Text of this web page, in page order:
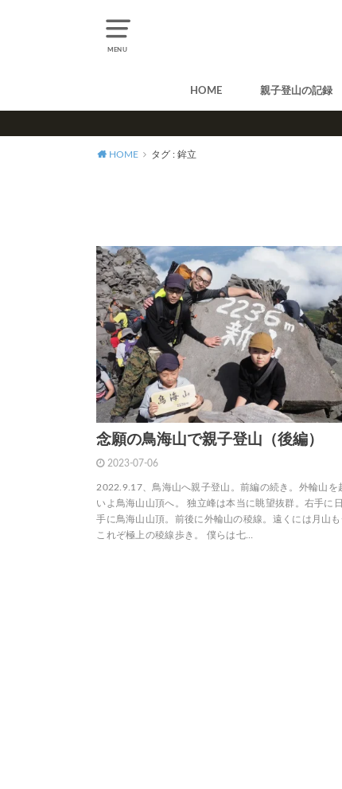
MENU
HOME 親子登山の記録
HOME タグ : 鉾立
念願の鳥海山で親子登山（後編）
2023-07-06
2022.9.17、鳥海山へ親子登山。前編の続き。外輪山を
いよ鳥海山山頂へ。 独立峰は本当に眺望抜群。右手に
手に鳥海山山頂。前後に外輪山の稜線。遠くには月山も
これぞ極上の稜線歩き。 僕らは七…